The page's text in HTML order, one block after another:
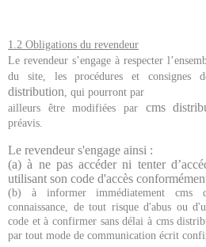
1.2 Obligations du revendeur
Le revendeur s’engage à respecter
du site, les procédures et consignes
distribution , qui pourront par
ailleurs être modifiées par cms
préavis.
Le revendeur s'engage ainsi :
(a) à ne pas accéder ni tenter
utilisant son code d'accès
(b) à informer immédiatement
connaissance, de tout risque d'abus ou
code et à confirmer sans délai à cms
par tout mode de communication écrit